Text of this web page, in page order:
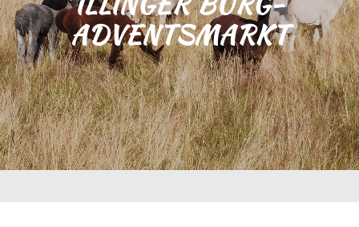
ADVENTSMARKT